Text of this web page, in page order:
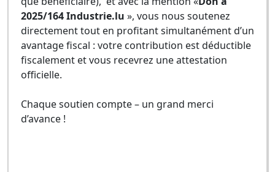
2025/164 Industrie.lu », vous nous soutenez
directement tout en profitant simultanément d’un
avantage fiscal : votre contribution est déductible
fiscalement et vous recevrez une attestation
officielle.
Chaque soutien compte – un grand merci
d’avance !